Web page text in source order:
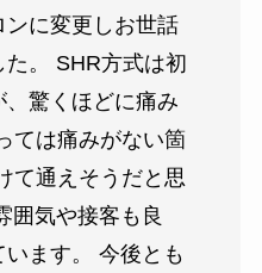
ンに変更しお世話
。 SHR方式は初
驚くほどに痛み
ては痛みがない箇
て通えそうだと思
囲気や接客も良
ます。 今後とも